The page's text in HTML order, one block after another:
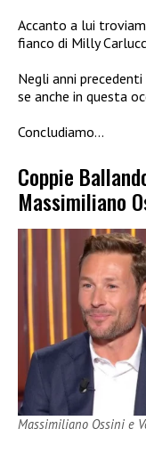
Accanto a lui
fianco di Milly
Negli anni
se anche in questa
Concludiamo…
Coppie
Massimiliano
Massimiliano Ossini e